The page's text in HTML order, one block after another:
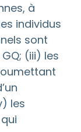
à
individus
sont
(iii) les
les